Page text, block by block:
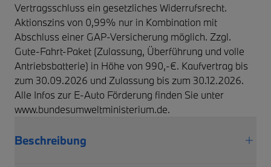
Vertragsschluss ein gesetzliches Widerrufsrecht.
Aktionszins von 0,99% nur in Kombination mit
Abschluss einer GAP-Versicherung möglich. Zzgl.
Gute-Fahrt-Paket (Zulassung, Überführung und volle
Antriebsbatterie) in Höhe von 990,-€. Kaufvertrag bis
zum 30.09.2026 und Zulassung bis zum 30.12.2026.
Alle Infos zur E-Auto Förderung finden Sie unter
www.bundesumweltministerium.de.
Beschreibung